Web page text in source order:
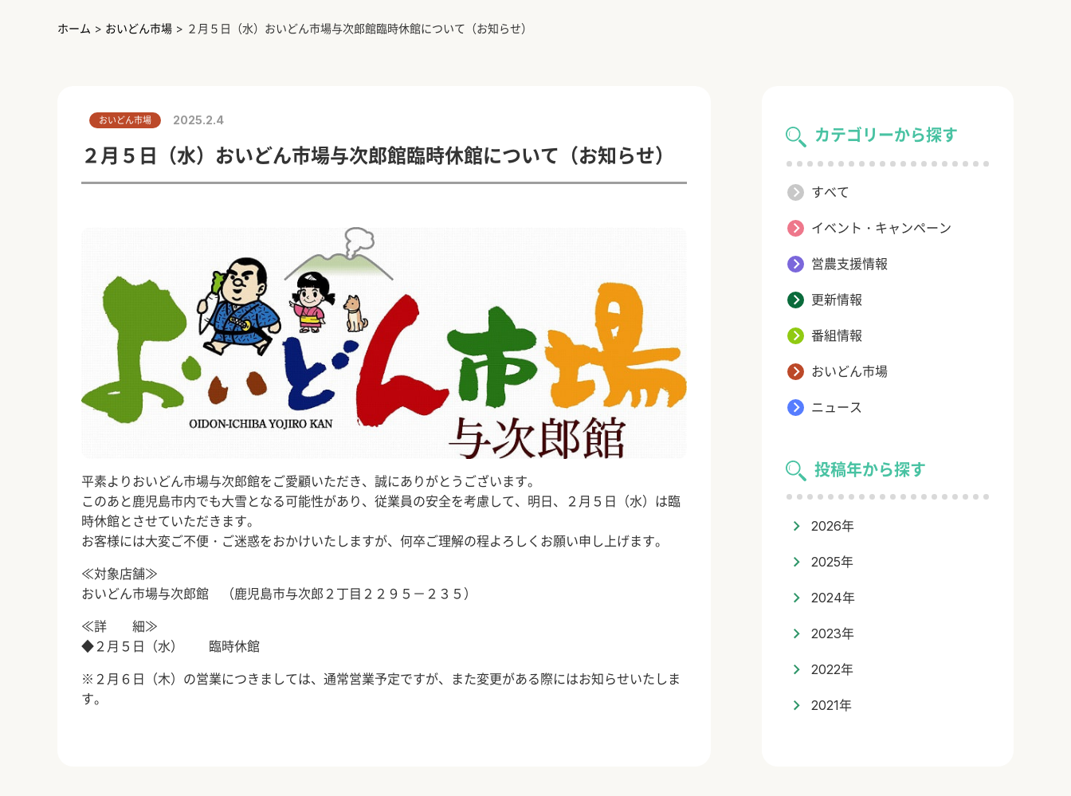
ホーム > おいどん市場 > ２月５日（水）おいどん市場与次郎館臨時休館について（お知らせ）
カテゴリーから探す
すべて
イベント・キャンペーン
営農支援情報
更新情報
番組情報
おいどん市場
ニュース
投稿年から探す
2026年
2025年
2024年
2023年
2022年
2021年
おいどん市場 2025.2.4
２月５日（水）おいどん市場与次郎館臨時休館について（お知らせ）
平素よりおいどん市場与次郎館をご愛顧いただき、誠にありがとうございます。
このあと鹿児島市内でも大雪となる可能性があり、従業員の安全を考慮して、明日、２ 月５日（水） は臨
時休館とさせていただきます。
お客様には大変ご不便・ご迷惑をおかけいたしますが、何卒ご理解の程よろしくお願い申し上げます。
≪対象店舗≫
おいどん市場与次郎館 （鹿児島市与次郎２丁目２２９５－２３５）
≪詳 細≫
◆２月５日（水） 臨時休館
※２月６日（木）の営業につきましては、通常営業予定ですが、また変更がある際にはお知らせいたしま
す。